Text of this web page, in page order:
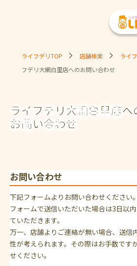
ライフデリTOP 店舗検索 ライ
フデリ大網白里店へのお問い合わせ
ライフデリ大網白里店へ
お問い合わせ
お問い合わせ
下記フォームよりお問い合わせください。
フォームで送信いただいた場合は3日以
ていただきます。
万一、店舗よりご連絡が無い場合、送信
性が考えられます。その際はお手数です
せください。